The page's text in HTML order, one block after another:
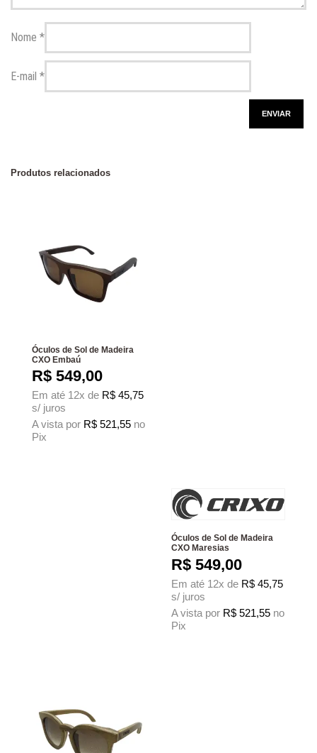
Nome *
E-mail *
Produtos relacionados
Óculos de Sol de Madeira
CXO Embaú
R$ 549,00
Em até 12x de R$ 45,75
s/ juros
A vista por R$ 521,55 no
Pix
Óculos de Sol de Madeira
CXO Maresias
R$ 549,00
Em até 12x de R$ 45,75
s/ juros
A vista por R$ 521,55 no
Pix